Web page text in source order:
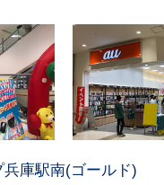
庫駅南(ゴールド)